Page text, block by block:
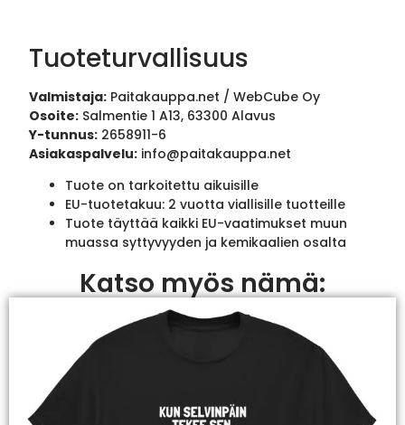
Tuoteturvallisuus
Valmistaja: Paitakauppa.net / WebCube Oy
Osoite: Salmentie 1 A13, 63300 Alavus
Y-tunnus: 2658911-6
Asiakaspalvelu: info@paitakauppa.net
Tuote on tarkoitettu aikuisille
EU-tuotetakuu: 2 vuotta viallisille tuotteille
Tuote täyttää kaikki EU-vaatimukset muun
muassa syttyvyyden ja kemikaalien osalta
Katso myös nämä: